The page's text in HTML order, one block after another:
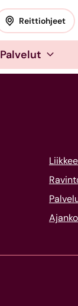
Palvelut
Reittiohjeet